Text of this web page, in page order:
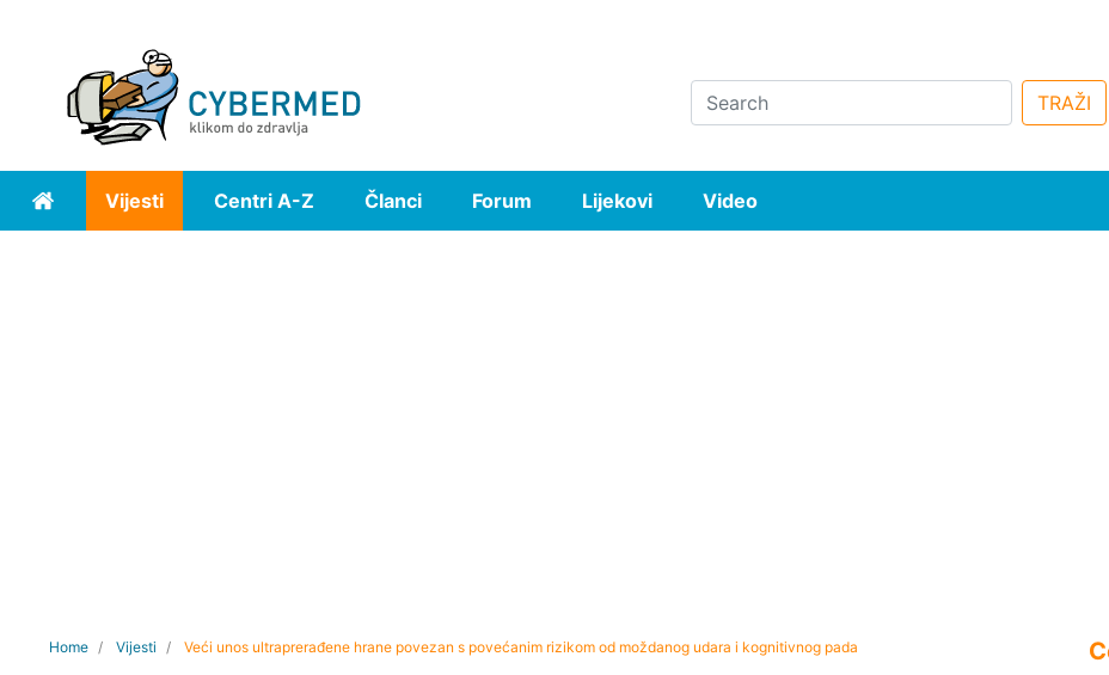
Search TRAŽI
Home Vijesti Centri A-Z Članci Forum Lijekovi Video
Home Vijesti Veći unos ultraprerađene hrane povezan s povećanim rizikom od moždanog udara i kognitivnog pada